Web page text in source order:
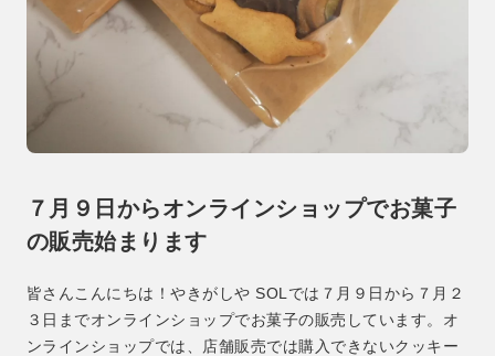
７月９日からオンラインショップでお菓子
の販売始まります
皆さんこんにちは！やきがしや SOLでは７月９日から７月２
３日までオンラインショップでお菓子の販売しています。オ
ンラインショップでは、店舗販売では購入できないクッキー